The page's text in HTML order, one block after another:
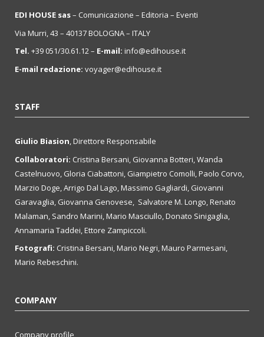
EDI HOUSE sas– Comunicazione – Editoria – Eventi
Via Murri, 43 – 40137 BOLOGNA – ITALY
Tel. +39 051/30.61.12 – E-mail: info@edihouse.it
E-mail redazione: voyager@edihouse.it
STAFF
Giulio Biasion, Direttore Responsabile
Collaboratori: Cristina Bersani, Giovanna Botteri, Wanda
Castelnuovo, Gloria Ciabattoni, Giampietro Comolli, Paolo Corvo,
Marzio Doge, Arrigo Dal Lago, Massimo Gagliardi, Giovanni
Garavaglia, Giovanna Genovese, Salvatore M. Longo, Renato
Malaman, Sandro Marini, Mario Masciullo, Donato Sinigaglia,
Annamaria Taddei, Ettore Zampiccoli.
Fotografi: Cristina Bersani, Mario Negri, Mauro Parmesani,
Mario Rebeschini.
COMPANY
Company profile